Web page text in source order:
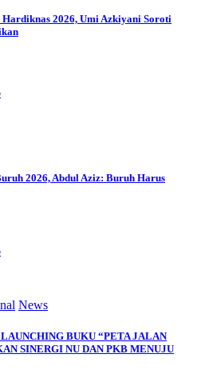
2026, Umi Azkiyani Soroti
2026, Abdul Aziz: Buruh Harus
News
BUKU “PETA JALAN
SINERGI NU DAN PKB MENUJU